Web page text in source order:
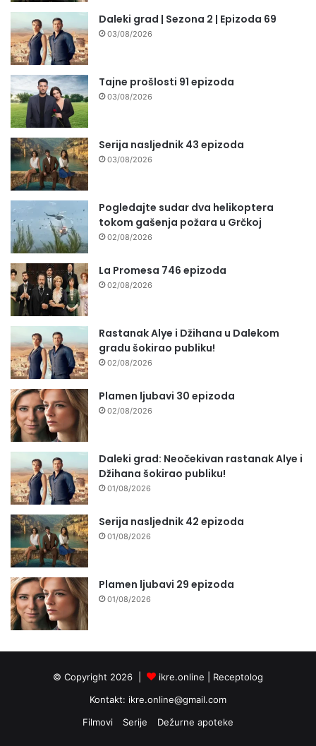
Daleki grad | Sezona 2 | Epizoda 69
03/08/2026
Tajne prošlosti 91 epizoda
03/08/2026
Serija nasljednik 43 epizoda
03/08/2026
Pogledajte sudar dva helikoptera
tokom gašenja požara u Grčkoj
02/08/2026
La Promesa 746 epizoda
02/08/2026
Rastanak Alye i Džihana u Dalekom
gradu šokirao publiku!
02/08/2026
Plamen ljubavi 30 epizoda
02/08/2026
Daleki grad: Neočekivan rastanak Alye i
Džihana šokirao publiku!
01/08/2026
Serija nasljednik 42 epizoda
01/08/2026
Plamen ljubavi 29 epizoda
01/08/2026
© Copyright 2026 | ikre.online | Receptolog
Kontakt: ikre.online@gmail.com
Filmovi
Serije Dežurne apoteke